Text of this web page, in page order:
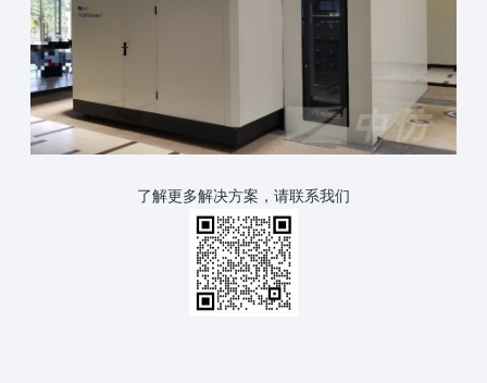
了解更多解决方案，请联系我们